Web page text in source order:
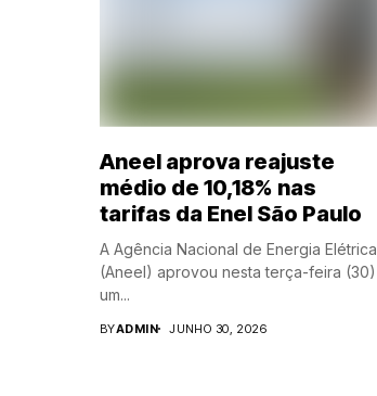
Aneel aprova reajuste
médio de 10,18% nas
tarifas da Enel São Paulo
A Agência Nacional de Energia Elétrica
(Aneel) aprovou nesta terça-feira (30)
um...
BYADMIN JUNHO 30, 2026